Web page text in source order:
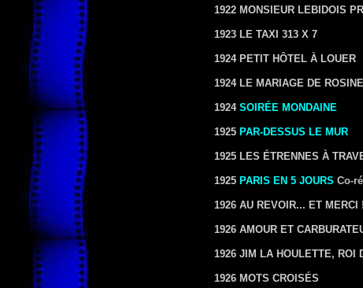
1922 MONSIEUR LEBIDOIS
1923 LE TAXI 313 X 7
1924 PETIT HÔTEL À LOUER
1924 LE MARIAGE DE ROSINE
1924 SOIRÉE MONDAINE
1925 PAR-DESSUS LE MUR
1925 LES ÉTRENNES À
1925 PARIS EN 5 JOURS Co-
1926 AU REVOIR... ET MERCI !
1926 AMOUR ET
1926 JIM LA HOULETTE, ROI
1926 MOTS CROISÉS